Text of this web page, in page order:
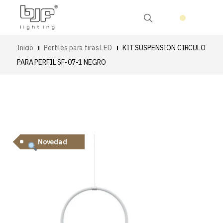
Inicio Perfiles para tiras LED
KIT SUSPENSION CIRCULO
PARA PERFIL SF-07-1 NEGRO
Novedad